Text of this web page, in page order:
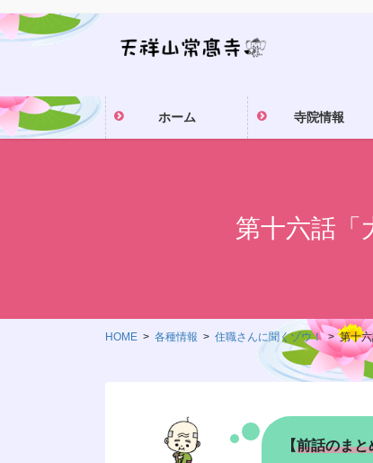
ン
ツ
に
移
ビ
シ
ョ
ン
ホーム 寺院情報
第十六話「
HOME 各種情報 住職さんに聞くゾウ！ 第十
【前話のまと